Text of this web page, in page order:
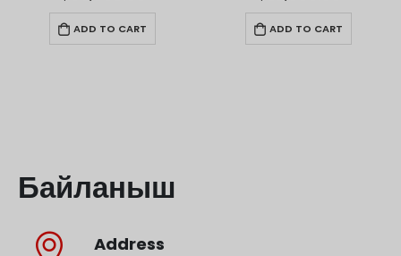
ADD TO CART ADD TO CART
Байланыш
Address